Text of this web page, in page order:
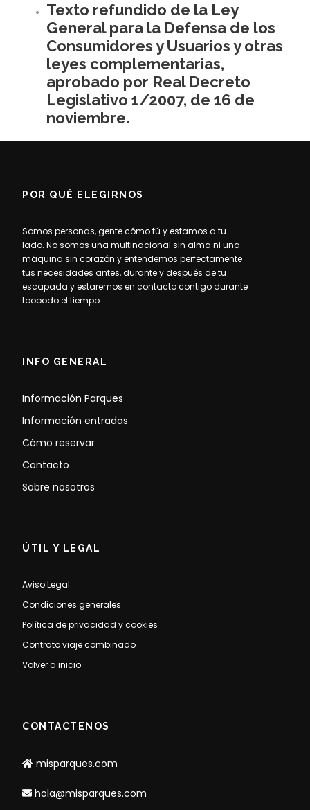
Texto refundido de la Ley
General para la Defensa de los
Consumidores y Usuarios y otras
leyes complementarias,
aprobado por Real Decreto
Legislativo 1/2007, de 16 de
noviembre.
POR QUÉ ELEGIRNOS
Somos personas, gente cómo tú y estamos a tu
lado. No somos una multinacional sin alma ni una
máquina sin corazón y entendemos perfectamente
tus necesidades antes, durante y después de tu
escapada y estaremos en contacto contigo durante
toooodo el tiempo.
INFO GENERAL
Información Parques
Información entradas
Cómo reservar
Contacto
Sobre nosotros
ÚTIL Y LEGAL
Aviso Legal
Condiciones generales
Política de privacidad y cookies
Contrato viaje combinado
Volver a inicio
CONTACTENOS
misparques.com
hola@misparques.com